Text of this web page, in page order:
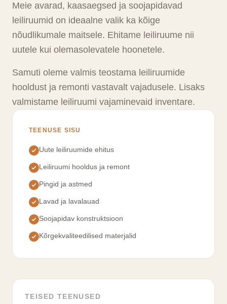
Meie avarad, kaasaegsed ja soojapidavad
leiliruumid on ideaalne valik ka kõige
nõudlikumale maitsele. Ehitame leiliruume nii
uutele kui olemasolevatele hoonetele.
Samuti oleme valmis teostama leiliruumide
hooldust ja remonti vastavalt vajadusele. Lisaks
valmistame leiliruumi vajaminevaid inventare.
TEENUSE SISU
Uute leiliruumide ehitus
Leiliruumi hooldus ja remont
Pingid ja astmed
Lavad ja lavalauad
Soojapidav konstruktsioon
Kõrgekvaliteedilised materjalid
TEISED TEENUSED